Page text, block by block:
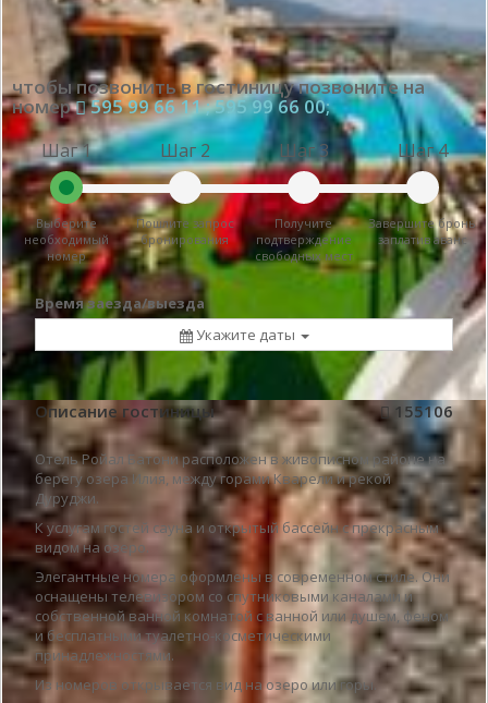
чтобы позвонить в гостиницу позвоните на
номер 595 99 66 11 ; 595 99 66 00;
Шаг 1
Выберите
необходимый
номер
Шаг 2
Пошлите запрос
бронирования
Шаг 3
Получите
подтверждение
свободных мест
Шаг 4
Завершите бронь
заплатив аванс
Время заезда/выезда
Укажите даты
Описание гостиницы 155106
Отель Ройал Батони расположен в живописном районе на
берегу озера Илия, между горами Кварели и рекой
Дуруджи.
К услугам гостей сауна и открытый бассейн с прекрасным
видом на озеро.
Элегантные номера оформлены в современном стиле. Они
оснащены телевизором со спутниковыми каналами и
собственной ванной комнатой с ванной или душем, феном
и бесплатными туалетно-косметическими
принадлежностями.
Из номеров открывается вид на озеро или горы.